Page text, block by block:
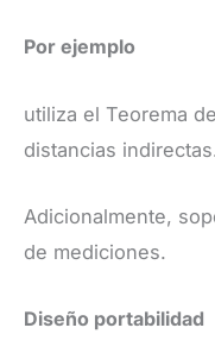
Por ejemplo
utiliza el Teorema
distancias
Adicionalmente,
de mediciones.
​Diseño portabilidad